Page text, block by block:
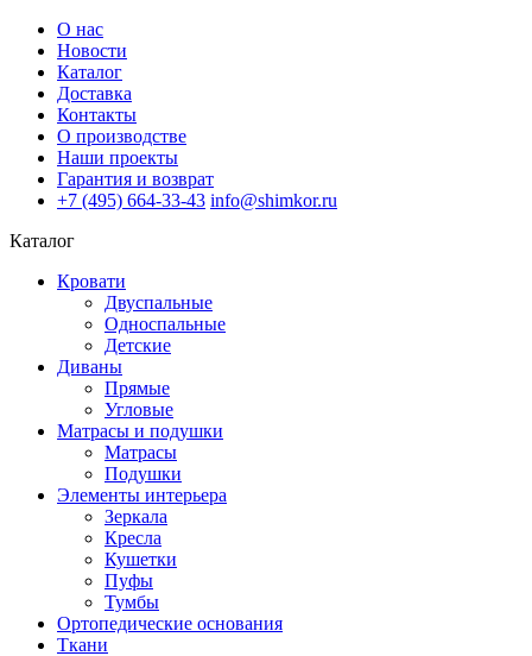
О нас
Новости
Каталог
Доставка
Контакты
О производстве
Наши проекты
Гарантия и возврат
+7 (495) 664-33-43 info@shimkor.ru
Каталог
Кровати
Двуспальные
Односпальные
Детские
Диваны
Прямые
Угловые
Матрасы и подушки
Матрасы
Подушки
Элементы интерьера
Зеркала
Кресла
Кушетки
Пуфы
Тумбы
Ортопедические основания
Ткани